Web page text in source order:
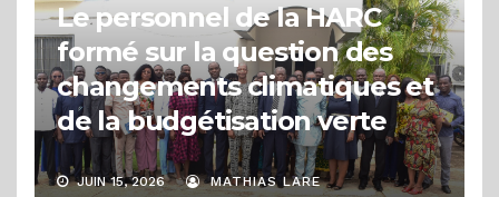
Le personnel de la HARC
formé sur la question des
changements climatiques et
de la budgétisation verte
JUIN 15, 2026 MATHIAS LARE